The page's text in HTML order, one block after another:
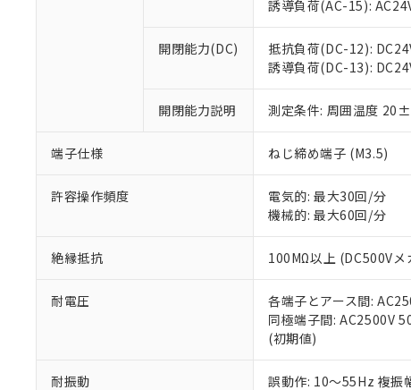
誘導負荷(AC-15):
開閉能力(DC)
抵抗負荷(DC-12):
誘導負荷(DC-13):
開閉能力説明 測定条件: 周囲温度
端子仕様 ねじ締め端子 (M3.5)
許容操作頻度
電気的: 最大30回/分
機械的: 最大60回/分
絶縁抵抗 100MΩ以上 (DC500V
耐電圧
各端子とアース間:
同極端子間: AC2500V
(初期値)
耐振動 誤動作: 10～55Hz 複
が、当社の製
※当社の共同
いる法人を指
EU RoHS指令（10
51物質の非含有証
※本証明書は発行日
また、RoHS指令の
混在することから備
り割愛しております。
白